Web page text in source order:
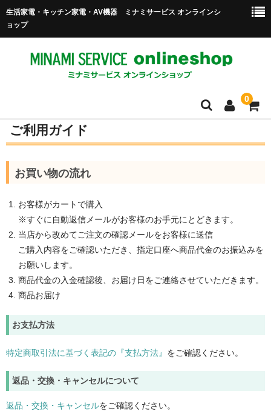
生活家電・キッチン家電・AV機器 ミナミサービス オンラインシ
ョップ
0
ホーム
特定商取引法に基づく表示
買い物かご
ご利用ガイド
お買い物の流れ
お客様がカートで購入
※すぐに自動返信メールがお客様のお手元にとどきます。
当店から改めてご注文の確認メールをお客様に送信
ご購入内容をご確認いただき、指定口座へ商品代金のお振込みを
お願いします。
商品代金の入金確認後、お届け日をご連絡させていただきます。
商品お届け
お支払方法
特定商取引法に基づく表記の『支払方法』 をご確認ください。
返品・交換・キャンセルについて
返品・交換・キャンセルをご確認ください。